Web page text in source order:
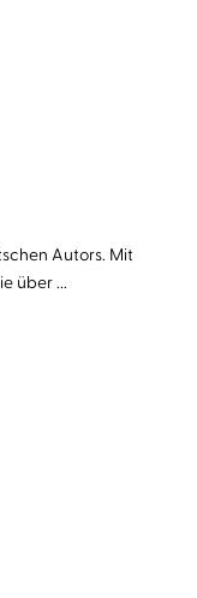
Autors. Mit
über ...